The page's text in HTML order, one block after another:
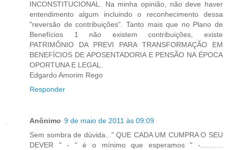
INCONSTITUCIONAL. Na minha opinião, não deve haver
entendimento algum incluindo o reconhecimento dessa
"reversão de contribuições". Tanto mais que no Plano de
Benefícios 1 não existem contribuições, existe
PATRIMÔNIO DA PREVI PARA TRANSFORMAÇÃO EM
BENEFÍCIOS DE APOSENTADORIA E PENSÃO NA ÉPOCA
OPORTUNA E LEGAL.
Edgardo Amorim Rego
Responder
Anônimo 9 de maio de 2011 às 09:09
Sem sombra de dúvida..." QUE CADA UM CUMPRA O SEU
DEVER " - " é o mínimo que esperamos " -...........